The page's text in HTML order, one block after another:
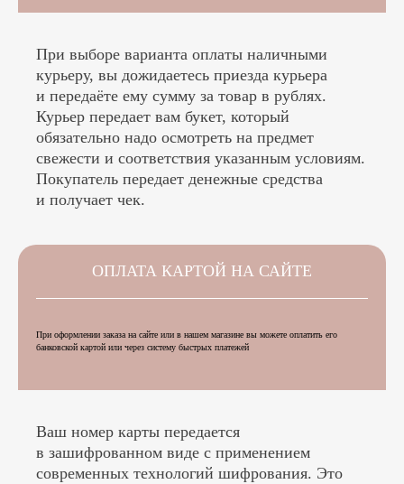
При выборе варианта оплаты наличными
курьеру, вы дожидаетесь приезда курьера
и передаёте ему сумму за товар в рублях.
Курьер передает вам букет, который
обязательно надо осмотреть на предмет
свежести и соответствия указанным условиям.
Покупатель передает денежные средства
и получает чек.
ОПЛАТА КАРТОЙ НА САЙТЕ
При оформлении заказа на сайте или в нашем магазине вы можете оплатить его
банковской картой или через систему быстрых платежей
Ваш номер карты передается
в зашифрованном виде с применением
современных технологий шифрования. Это